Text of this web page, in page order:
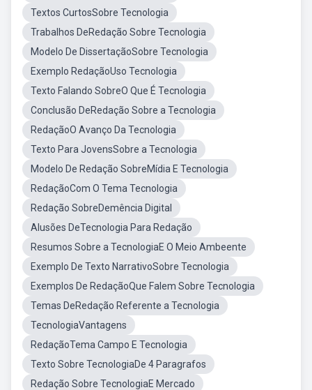
Textos CurtosSobre Tecnologia
Trabalhos DeRedação Sobre Tecnologia
Modelo De DissertaçãoSobre Tecnologia
Exemplo RedaçãoUso Tecnologia
Texto Falando SobreO Que É Tecnologia
Conclusão DeRedação Sobre a Tecnologia
RedaçãoO Avanço Da Tecnologia
Texto Para JovensSobre a Tecnologia
Modelo De Redação SobreMídia E Tecnologia
RedaçãoCom O Tema Tecnologia
Redação SobreDemência Digital
Alusões DeTecnologia Para Redação
Resumos Sobre a TecnologiaE O Meio Ambeente
Exemplo De Texto NarrativoSobre Tecnologia
Exemplos De RedaçãoQue Falem Sobre Tecnologia
Temas DeRedação Referente a Tecnologia
TecnologiaVantagens
RedaçãoTema Campo E Tecnologia
Texto Sobre TecnologiaDe 4 Paragrafos
Redação Sobre TecnologiaE Mercado